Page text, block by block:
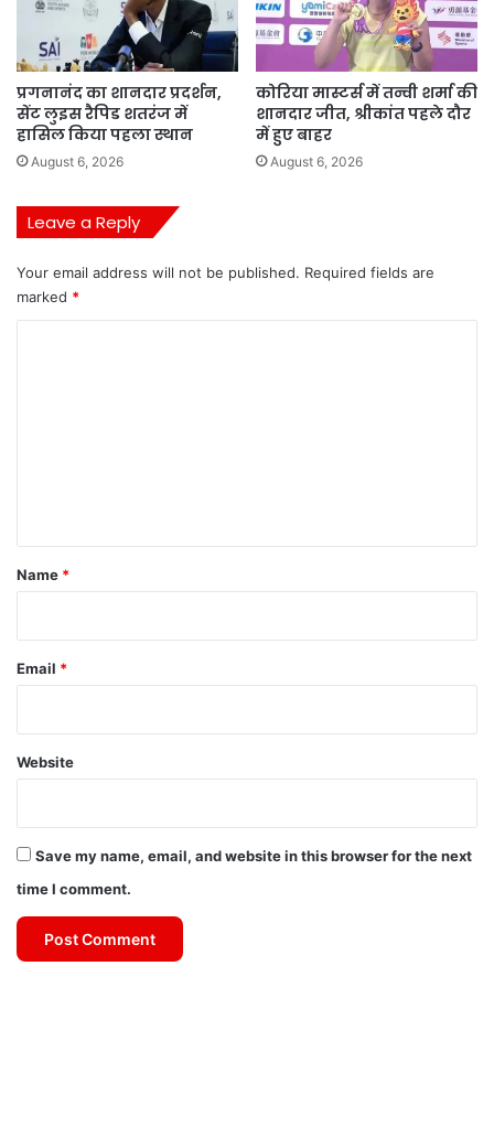
प्रगनानंद का शानदार प्रदर्शन,
सेंट लुइस रैपिड शतरंज में
हासिल किया पहला स्थान
August 6, 2026
कोरिया मास्टर्स में तन्वी शर्मा की
शानदार जीत, श्रीकांत पहले दौर
में हुए बाहर
August 6, 2026
Leave a Reply
Your email address will not be published. Required fields are
marked *
*
Name *
Email *
Website
Save my name, email, and website in this browser for the next
time I comment.